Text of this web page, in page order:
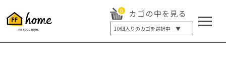
0 カゴの中を見る
10個入りのカゴを選択中 ▼
5個入り